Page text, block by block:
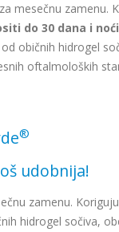
mesečnu zamenu.
do 30 dana i
običnih hidrogel
oftalmoloških
®
udobnija!
zamenu.
hidrogel sočiva,